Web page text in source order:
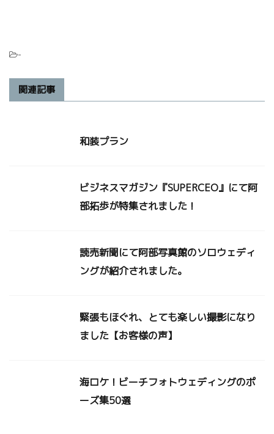
-
関連記事
和装プラン
ビジネスマガジン『SUPERCEO』にて阿
部拓歩が特集されました！
読売新聞にて阿部写真館のソロウェディ
ングが紹介されました。
緊張もほぐれ、とても楽しい撮影になり
ました【お客様の声】
海ロケ！ビーチフォトウェディングのポ
ーズ集50選